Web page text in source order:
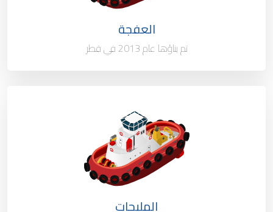
العفجة
تم بناؤها عام 2013 في قطر
المليحات